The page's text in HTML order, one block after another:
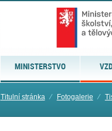
MINISTERSTVO
Titulní stránka ⁄ Fotogalerie ⁄